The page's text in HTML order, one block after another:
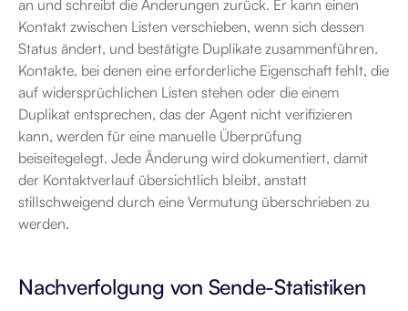
an und schreibt die Änderungen zurück. Er kann einen
Kontakt zwischen Listen verschieben, wenn sich dessen
Status ändert, und bestätigte Duplikate zusammenführen.
Kontakte, bei denen eine erforderliche Eigenschaft fehlt, die
auf widersprüchlichen Listen stehen oder die einem
Duplikat entsprechen, das der Agent nicht verifizieren
kann, werden für eine manuelle Überprüfung
beiseitegelegt. Jede Änderung wird dokumentiert, damit
der Kontaktverlauf übersichtlich bleibt, anstatt
stillschweigend durch eine Vermutung überschrieben zu
werden.
Nachverfolgung von Sende-Statistiken